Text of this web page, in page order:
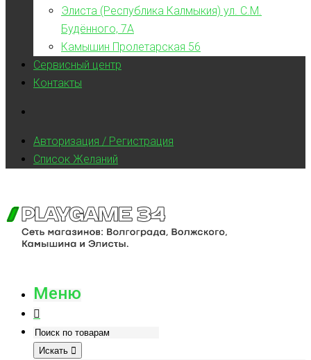
Элиста (Республика Калмыкия) ул. С.М.
Будённого, 7А
Камышин Пролетарская 56
Сервисный центр
Контакты
Авторизация / Регистрация
Список Желаний
Меню
Искать